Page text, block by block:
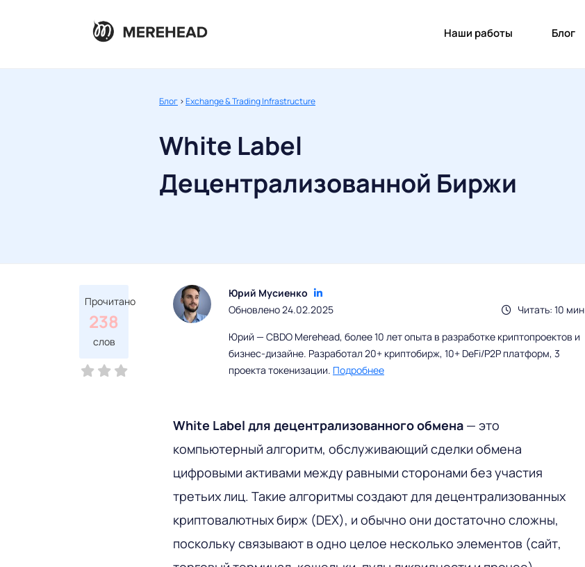
Наши работы Блог
Блог >Exchange & Trading Infrastructure
White Label
Децентрализованной Биржи
Прочитано
238
слов
Юрий Мусиенко
Читать: 10 мин
Обновлено 24.02.2025
Юрий — CBDO Merehead, более 10 лет опыта в разработке криптопроектов и
бизнес-дизайне. Разработал 20+ криптобирж, 10+ DeFi/P2P платформ, 3
проекта токенизации. Подробнее
White Label для децентрализованного обмена — это
компьютерный алгоритм, обслуживающий сделки обмена
цифровыми активами между равными сторонами без участия
третьих лиц. Такие алгоритмы создают для децентрализованных
криптовалютных бирж (DEX), и обычно они достаточно сложны,
поскольку связывают в одно целое несколько элементов (сайт,